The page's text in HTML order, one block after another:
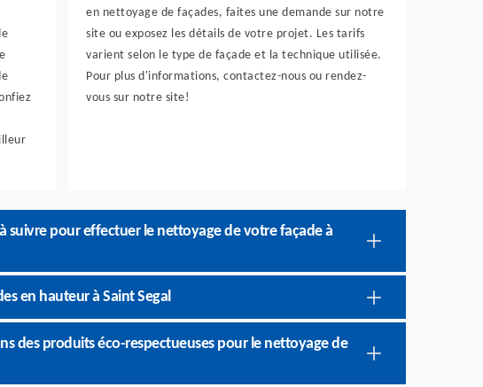
en nettoyage de façades, faites une demande sur notre
site ou exposez les détails de votre projet. Les tarifs
varient selon le type de façade et la technique utilisée.
Pour plus d'informations, contactez-nous ou rendez-
vous sur notre site!
suivre pour effectuer le nettoyage de votre façade à
en hauteur à Saint Segal
des produits éco-respectueuses pour le nettoyage de